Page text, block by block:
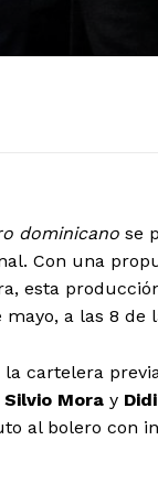
dominicano se
Con una
esta
a las 8 de
la cartelera
Silvio Mora y
al bolero con